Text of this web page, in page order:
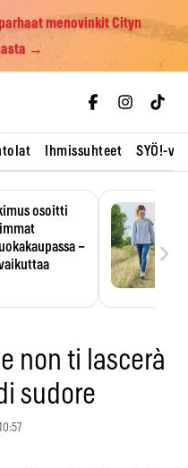
menovinkit Cityn
→
Ihmissuhteet SYÖ!-
osoitti
–
›
non ti lascerà
sudore